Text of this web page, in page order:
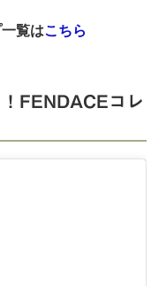
覧はこちら
FENDACEコレ